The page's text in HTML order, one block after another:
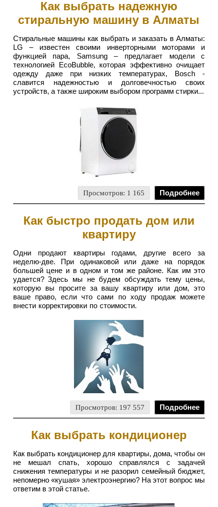
Как выбрать надежную
стиральную машину в Алматы
Стиральные машины как выбрать и заказать в Алматы:
LG – известен своими инверторными моторами и
функцией пара, Samsung – предлагает модели с
технологией EcoBubble, которая эффективно очищает
одежду даже при низких температурах, Bosch -
славится надежностью и долговечностью своих
устройств, а также широким выбором программ стирки...
Просмотров: 1 165 Подробнее
Как быстро продать дом или
квартиру
Одни продают квартиры годами, другие всего за
неделю-две. При одинаковой или даже на порядок
большей цене и в одном и том же районе. Как им это
удается?Здесь мы не будем обсуждать тему цены,
которую вы просите за вашу квартиру или дом, это
ваше право, если что сами по ходу продаж можете
внести корректировки по стоимости.
Просмотров: 197 557 Подробнее
Как выбрать кондиционер
Как выбрать кондиционер для квартиры, дома, чтобы он
не мешал спать, хорошо справлялся с задачей
снижения температуры и не разорил семейный бюджет,
непомерно «кушая» электроэнергию? На этот вопрос мы
ответим в этой статье.